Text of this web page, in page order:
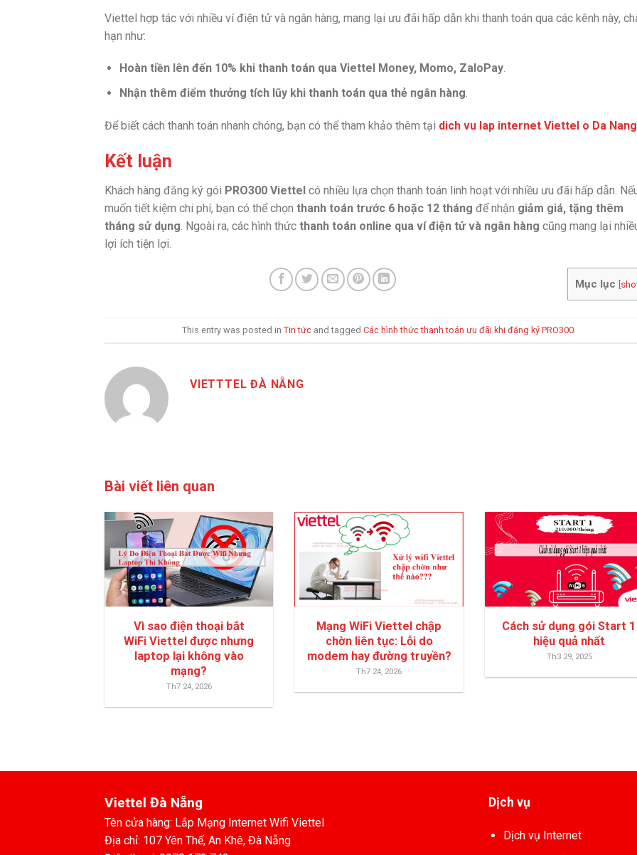
Viettel hợp tác với nhiều ví điện tử và ngân hàng, mang lại ưu đãi hấp dẫn khi thanh toán qua các kênh này,
hạn như:
Hoàn tiền lên đến 10% khi thanh toán qua Viettel Money, Momo, ZaloPay.
Nhận thêm điểm thưởng tích lũy khi thanh toán qua thẻ ngân hàng.
Để biết cách thanh toán nhanh chóng, bạn có thể tham khảo thêm tại dich vu lap internet Viettel o Da Nang
Kết luận
Khách hàng đăng ký gói PRO300 Viettel có nhiều lựa chọn thanh toán linh hoạt với nhiều ưu đãi hấp dẫn.
muốn tiết kiệm chi phí, bạn có thể chọn thanh toán trước 6 hoặc 12 tháng để nhận giảm giá, tặng thêm
tháng sử dụng. Ngoài ra, các hình thức thanh toán online qua ví điện tử và ngân hàng cũng mang lại
lợi ích tiện lợi.
Mục lục [
This entry was posted inTin tức and taggedCác hình thức thanh toán ưu đãi khi đăng ký PRO300
VIETTTEL ĐÀ NẴNG
Bài viết liên quan
Vì sao điện thoại bắt
WiFi Viettel được nhưng
laptop lại không vào
mạng?
Th7 24, 2026
Mạng WiFi Viettel chập
chờn liên tục: Lỗi do
modem hay đường truyền?
Th7 24, 2026
Cách sử dụng gói Start 1
hiệu quả nhất
Th3 29, 2025
Viettel Đà Nẵng
Tên cửa hàng: Lắp Mạng Internet Wifi Viettel
Địa chỉ: 107 Yên Thế, An Khê, Đà Nẵng
Dịch vụ
Dịch vụ Internet